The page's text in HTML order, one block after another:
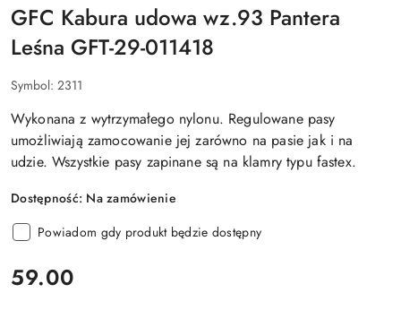
GFC Kabura udowa wz.93 Pantera
Leśna GFT-29-011418
Symbol: 2311
Wykonana z wytrzymałego nylonu. Regulowane pasy
umożliwiają zamocowanie jej zarówno na pasie jak i na
udzie. Wszystkie pasy zapinane są na klamry typu fastex.
Dostępność: Na zamówienie
Powiadom gdy produkt będzie dostępny
cena:
59.00